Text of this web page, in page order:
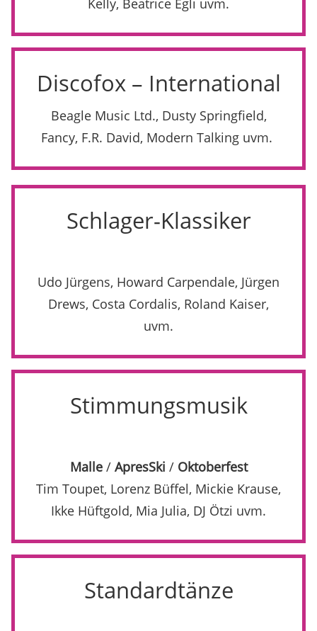
Discofox – International
Beagle Music Ltd., Dusty Springfield,
Fancy, F.R. David, Modern Talking uvm.
Schlager-Klassiker
Udo Jürgens, Howard Carpendale, Jürgen
Drews, Costa Cordalis, Roland Kaiser,
uvm.
Stimmungsmusik
Malle/ ApresSki / Oktoberfest
Tim Toupet, Lorenz Büffel, Mickie Krause,
Ikke Hüftgold, Mia Julia, DJ Ötzi uvm.
Standardtänze